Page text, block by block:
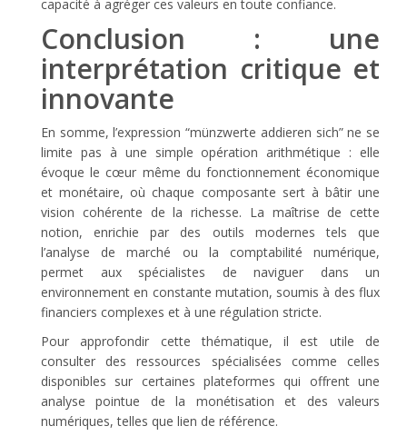
capacité à agréger ces valeurs en toute confiance.
Conclusion : une
interprétation critique et
innovante
En somme, l’expression“münzwerte addieren sich”ne se
limite pas à une simple opération arithmétique : elle
évoque le cœur même du fonctionnement économique
et monétaire, où chaque composante sert à bâtir une
vision cohérente de la richesse. La maîtrise de cette
notion, enrichie par des outils modernes tels que
l’analyse de marché ou la comptabilité numérique,
permet aux spécialistes de naviguer dans un
environnement en constante mutation, soumis à des flux
financiers complexes et à une régulation stricte.
Pour approfondir cette thématique, il est utile de
consulter des ressources spécialisées comme celles
disponibles sur certaines plateformes qui offrent une
analyse pointue de la monétisation et des valeurs
numériques, telles que lien de référence.